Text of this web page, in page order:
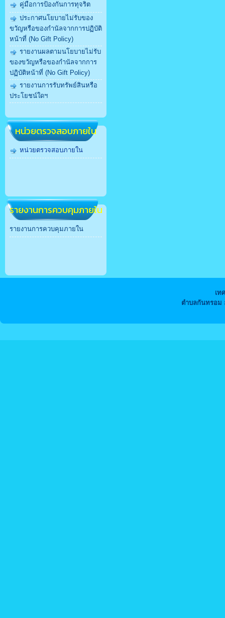
คู่มือการป้องกันการทุจริต
ประกาศนโยบายไม่รับของ
ขวัญหรือของกำนัลจากการปฏิบัติ
หน้าที่ (No Gift Policy)
รายงานผลตามนโยบายไม่รับ
ของขวัญหรือของกำนัลจากการ
ปฏิบัติหน้าที่ (No Gift Policy)
รายงานการรับทรัพย์สินหรือ
ประโยชน์ใดฯ
หน่วยตรวจสอบภายใน
หน่วยตรวจสอบภายใน
รายงานการควบคุมภายใน
รายงานการควบคุมภายใน
เท
ตำบลกันทรอม